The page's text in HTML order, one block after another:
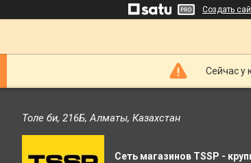
Создать
Сейчас у
Толе би, 216Б, Алматы, Казахстан
Сеть магазинов TSSP -